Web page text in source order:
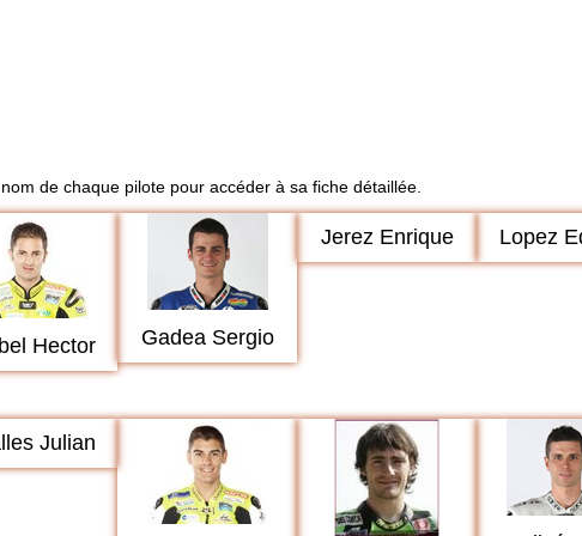
de chaque pilote pour accéder à sa fiche détaillée.
Hector Gadea Sergio
Jerez Enrique Lopez
Julian